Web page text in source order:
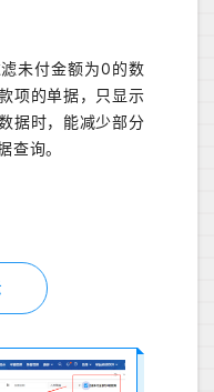
未付金额为0的数
项的单据，只显示
据时，能减少部分
查询。